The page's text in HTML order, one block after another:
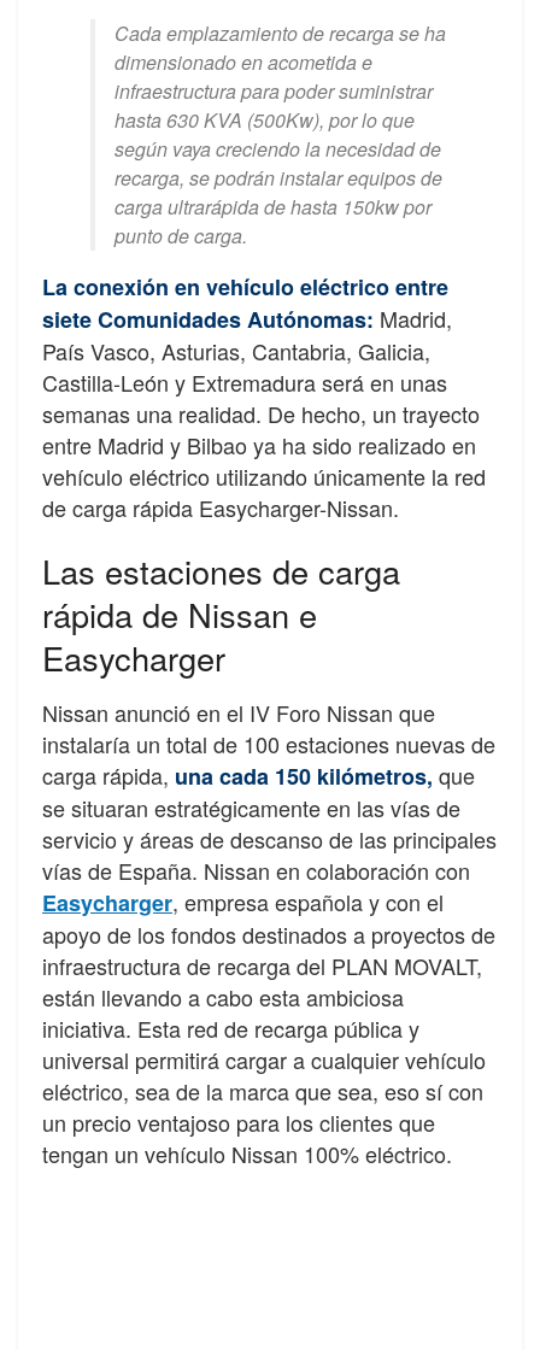
Cada emplazamiento de recarga se ha
dimensionado en acometida e
infraestructura para poder suministrar
hasta 630 KVA (500Kw), por lo que
según vaya creciendo la necesidad de
recarga, se podrán instalar equipos de
carga ultrarápida de hasta 150kw por
punto de carga.
La conexión en vehículo eléctrico entre
siete Comunidades Autónomas: Madrid,
País Vasco, Asturias, Cantabria, Galicia,
Castilla-León y Extremadura será en unas
semanas una realidad. De hecho, un trayecto
entre Madrid y Bilbao ya ha sido realizado en
vehículo eléctrico utilizando únicamente la red
de carga rápida Easycharger-Nissan.
Las estaciones de carga
rápida de Nissan e
Easycharger
Nissan anunció en el IV Foro Nissan que
instalaría un total de 100 estaciones nuevas de
carga rápida, una cada 150 kilómetros, que
se situaran estratégicamente en las vías de
servicio y áreas de descanso de las principales
víasde España. Nissan en colaboración con
Easycharger, empresa española y con el
apoyo de los fondos destinados a proyectos de
infraestructura de recarga del PLAN MOVALT,
están llevando a cabo esta ambiciosa
iniciativa. Esta red de recarga pública y
universal permitirá cargar a cualquier vehículo
eléctrico, sea de la marca que sea, eso sí con
un precio ventajoso para los clientes que
tengan un vehículo Nissan 100% eléctrico.